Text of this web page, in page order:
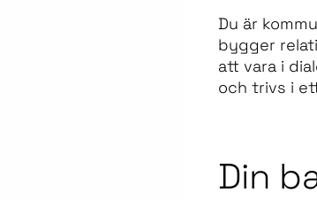
Du är
bygger
att vara i
och trivs i
Din